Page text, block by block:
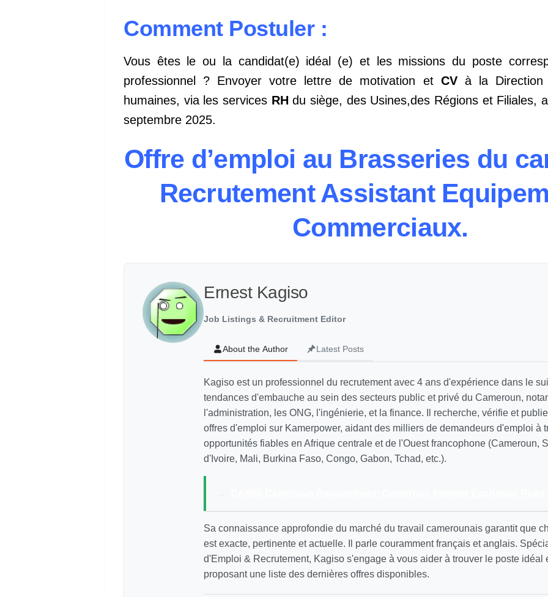
Comment Postuler :
Vous êtes le ou la candidat(e) idéal (e) et les missions du poste
professionnel ? Envoyer votre lettre de motivation et CVà la Direction
humaines, via les services RHdu siège, des Usines,des Régions et Filiales,
septembre 2025.
Offre d’emploi au Brasseries du
Recrutement Assistant
Commerciaux.
Ernest Kagiso
Job Listings & Recruitment Editor
About the Author Latest Posts
Kagiso est un professionnel du recrutement avec 4 ans d'expérience dans le
tendances d'embauche au sein des secteurs public et privé du Cameroun,
l'administration, les ONG, l'ingénierie, et la finance. Il recherche, vérifie et
offres d'emploi sur Kamerpower, aidant des milliers de demandeurs d'emploi à
opportunités fiables en Afrique centrale et de l'Ouest francophone (Cameroun,
d'Ivoire, Mali, Burkina Faso, Congo, Gabon, Tchad, etc.).
Sa connaissance approfondie du marché du travail camerounais garantit que
est exacte, pertinente et actuelle. Il parle couramment français et anglais.
d'Emploi & Recrutement, Kagiso s'engage à vous aider à trouver le poste idéal
proposant une liste des dernières offres disponibles.